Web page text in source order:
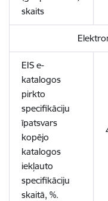
skaits
EIS e-
katalogos
pirkto
specifikāciju
īpatsvars
kopējo
katalogos
iekļauto
specifikāciju
skaitā, %.